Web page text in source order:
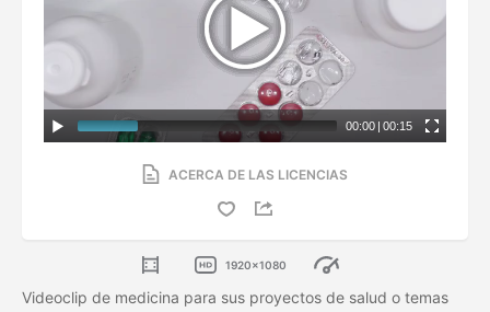
00:00 | 00:15
ACERCA DE LAS LICENCIAS
1920x1080
Videoclip de medicina para sus proyectos de salud o temas